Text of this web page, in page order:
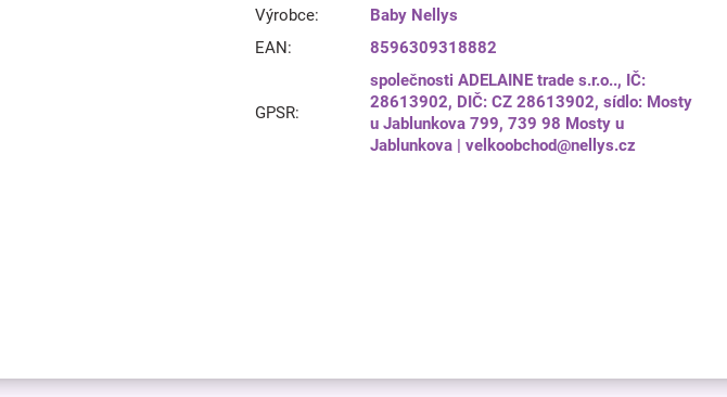
Výrobce:
Baby Nellys
EAN: 8596309318882
GPSR:
společnosti ADELAINE trade s.r.o.., IČ:
28613902, DIČ: CZ 28613902, sídlo: Mosty
u Jablunkova 799, 739 98 Mosty u
Jablunkova | velkoobchod@nellys.cz